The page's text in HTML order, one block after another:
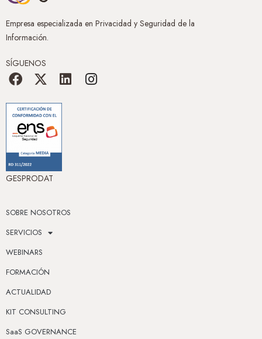
Empresa especializada en Privacidad y Seguridad de la
Información.
SÍGUENOS
GESPRODAT
SOBRE NOSOTROS
SERVICIOS
WEBINARS
FORMACIÓN
ACTUALIDAD
KIT CONSULTING
SaaS GOVERNANCE